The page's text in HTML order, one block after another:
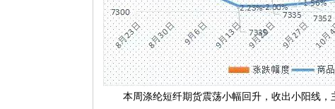
本周涤纶短纤期货震荡小幅回升，收出小阳线，